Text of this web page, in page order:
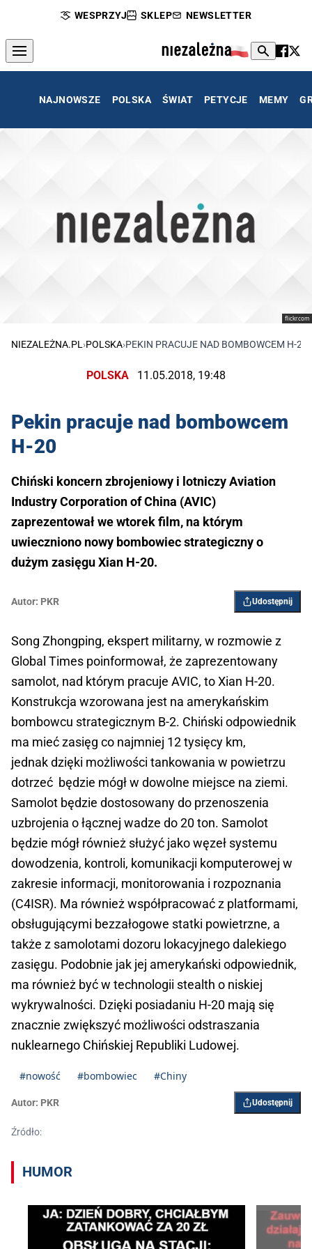
WESPRZYJ SKLEP NEWSLETTER
NAJNOWSZE POLSKA ŚWIAT PETYCJE MEMY
flickr.com
NIEZALEŻNA.PL ›POLSKA›PEKIN PRACUJE NAD BOMBOWCEM H-20
POLSKA 11.05.2018, 19:48
Pekin pracuje nad bombowcem
H-20
Chiński koncern zbrojeniowy i lotniczy Aviation
Industry Corporation of China (AVIC)
zaprezentował we wtorek film, na którym
uwieczniono nowy bombowiec strategiczny o
dużym zasięgu Xian H-20.
Autor: PKR Udostępnij
Song Zhongping, ekspert militarny, w rozmowie z
Global Times poinformował, że zaprezentowany
samolot, nad którym pracuje AVIC, to Xian H-20.
Konstrukcja wzorowana jest na amerykańskim
bombowcu strategicznym B-2. Chiński odpowiednik
ma mieć zasięg co najmniej 12 tysięcy km,
jednak dzięki możliwości tankowania w powietrzu
dotrzeć będzie mógł w dowolne miejsce na ziemi.
Samolot będzie dostosowany do przenoszenia
uzbrojenia o łącznej wadze do 20 ton. Samolot
będzie mógł również służyć jako węzeł systemu
dowodzenia, kontroli, komunikacji komputerowej w
zakresie informacji, monitorowania i rozpoznania
(C4ISR). Ma również współpracować z platformami,
obsługującymi bezzałogowe statki powietrzne, a
także z samolotami dozoru lokacyjnego dalekiego
zasięgu. Podobnie jak jej amerykański odpowiednik,
ma również być w technologii stealth o niskiej
wykrywalności. Dzięki posiadaniu H-20 mają się
znacznie zwiększyć możliwości odstraszania
nuklearnego Chińskiej Republiki Ludowej.
#nowość #bombowiec #Chiny
Autor: PKR Udostępnij
Źródło:
HUMOR